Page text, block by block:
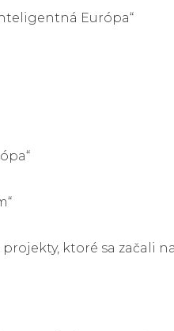
Európa“
ktoré sa začali